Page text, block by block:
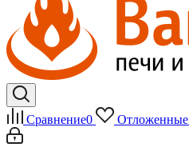
Сравнение0 Отложенные